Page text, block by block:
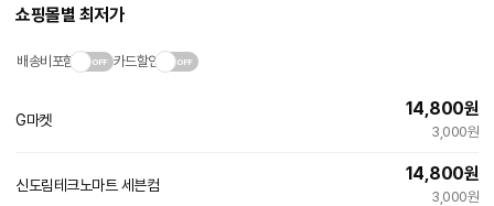
쇼핑몰별 최저가
배송비포함 카드할인
G마켓
14,800원
3,000원
신도림테크노마트 세븐컴
14,800원
3,000원